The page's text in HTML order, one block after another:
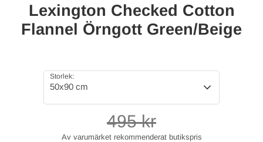
Lexington Checked Cotton
Flannel Örngott Green/Beige
Storlek:
50x90 cm
495kr